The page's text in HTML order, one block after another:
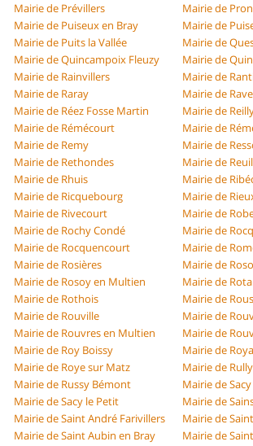
Mairie de Prévillers
Mairie de
Mairie de Puiseux en Bray
Mairie de
Mairie de Puits la Vallée
Mairie de
Mairie de Quincampoix Fleuzy
Mairie de
Mairie de Rainvillers
Mairie de
Mairie de Raray
Mairie de
Mairie de Réez Fosse Martin
Mairie de
Mairie de Rémécourt
Mairie de
Mairie de Remy
Mairie de
Mairie de Rethondes
Mairie de
Mairie de Rhuis
Mairie de
Mairie de Ricquebourg
Mairie de
Mairie de Rivecourt
Mairie de
Mairie de Rochy Condé
Mairie de
Mairie de Rocquencourt
Mairie de
Mairie de Rosières
Mairie de
Mairie de Rosoy en Multien
Mairie de
Mairie de Rothois
Mairie de
Mairie de Rouville
Mairie de
Mairie de Rouvres en Multien
Mairie de
Mairie de Roy Boissy
Mairie de
Mairie de Roye sur Matz
Mairie de Rully
Mairie de Russy Bémont
Mairie de
Mairie de Sacy le Petit
Mairie de
Mairie de Saint André Farivillers
Mairie de
Mairie de Saint Aubin en Bray
Mairie de